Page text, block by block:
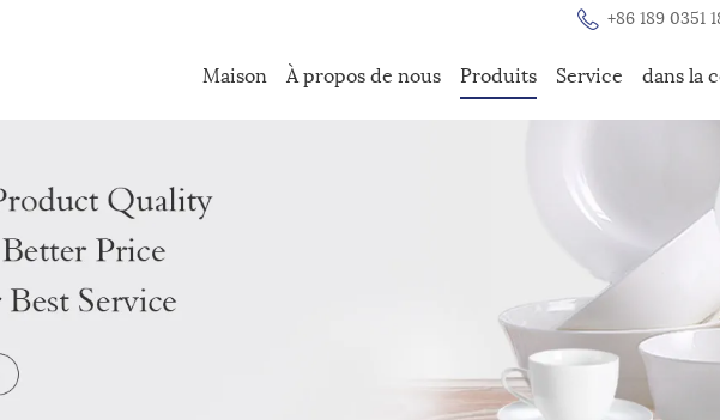
+86 189 0351
Maison À propos de nous Produits Service dans la